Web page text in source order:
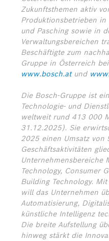
Zukunftsthemen aktiv
Produktionsbetrieben
und Pasching sowie in
Verwaltungsbereichen
Beschäftigte zum
Gruppe in Österreich
www.bosch.atund
Die Bosch-Gruppe ist
Technologie- und
weltweit rund 413 000
31.12.2025). Sie
2025 einen Umsatz
Geschäftsaktivitäten
Unternehmensbereiche
Technology, Consumer
Building Technology.
will das Unternehmen
Automatisierung,
künstliche Intelligenz
Die breite Aufstellung
hinweg stärkt die